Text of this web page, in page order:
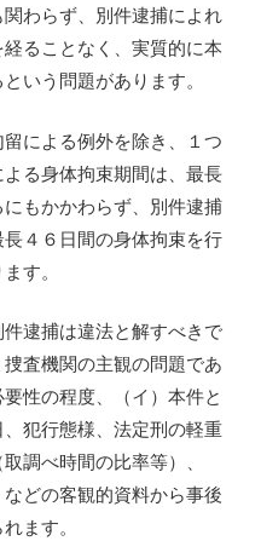
わらず、別件逮捕によれ
ることなく、実質的に本
いう問題があります。
による例外を除き、１つ
る身体拘束期間は、最長
もかかわらず、別件逮捕
４６日間の身体拘束を行
す。
逮捕は違法と解すべきで
査機関の主観の問題であ
性の程度、（イ）本件と
犯行態様、法定刑の軽重
調べ時間の比率等）、
どの客観的資料から事後
ます。